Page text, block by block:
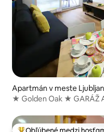
Apartmán v meste
★ Golden Oak ★ GARÁŽ